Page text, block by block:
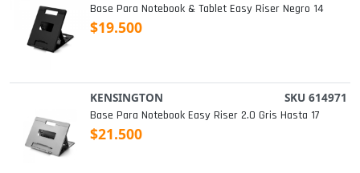
Base Para Notebook & Tablet Easy Riser Negro 14
$19.500
KENSINGTON SKU 614971
Base Para Notebook Easy Riser 2.0 Gris Hasta 17
$21.500